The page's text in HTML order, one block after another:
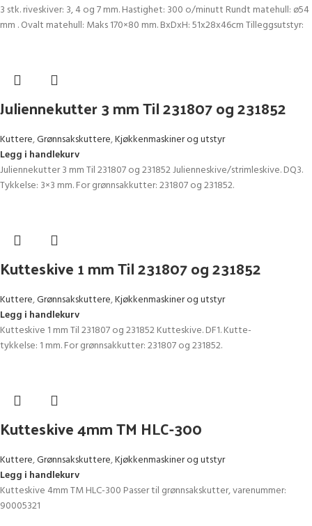
3 stk. riveskiver: 3, 4 og 7 mm. Hastighet: 300 o/minutt Rundt matehull: ø54
mm . Ovalt matehull: Maks 170×80 mm. BxDxH: 51x28x46cm Tilleggsutstyr:
Juliennekutter 3 mm Til 231807 og 231852
Kuttere,Grønnsakskuttere,Kjøkkenmaskiner og utstyr
Legg i handlekurv
Juliennekutter 3 mm Til 231807 og 231852 Julienneskive/strimleskive. DQ3.
Tykkelse: 3×3 mm. For grønnsakkutter: 231807 og 231852.
Kutteskive 1 mm Til 231807 og 231852
Kuttere,Grønnsakskuttere,Kjøkkenmaskiner og utstyr
Legg i handlekurv
Kutteskive 1 mm Til 231807 og 231852 Kutteskive. DF1. Kutte-
tykkelse: 1 mm. For grønnsakkutter: 231807 og 231852.
Kutteskive 4mm TM HLC-300
Kuttere,Grønnsakskuttere,Kjøkkenmaskiner og utstyr
Legg i handlekurv
Kutteskive 4mm TM HLC-300 Passer til grønnsakskutter, varenummer:
90005321